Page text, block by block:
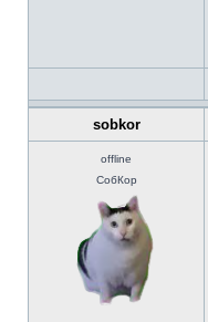
sobkor
offline
СобКор